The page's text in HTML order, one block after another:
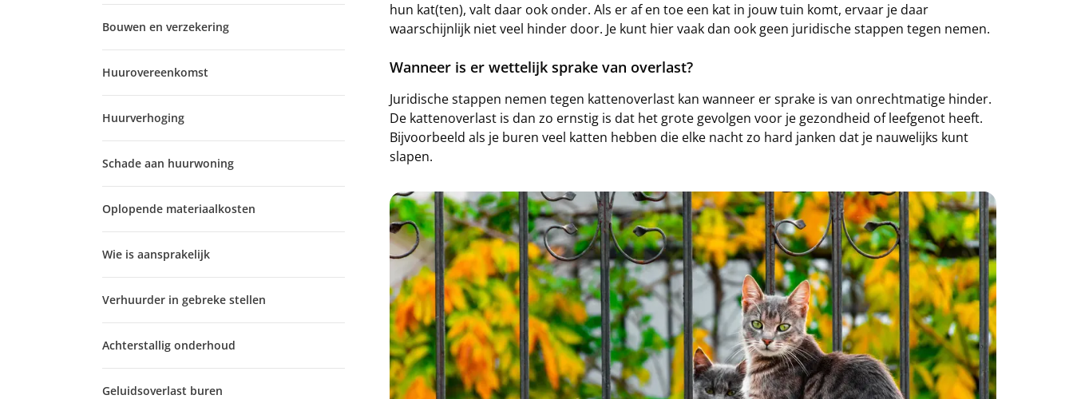
Bouwen en verzekering
Huurovereenkomst
Huurverhoging
Schade aan huurwoning
Oplopende materiaalkosten
Wie is aansprakelijk
Verhuurder in gebreke stellen
Achterstallig onderhoud
Geluidsoverlast buren
hun kat(ten), valt daar ook onder. Als er af en toe een kat in jouw tuin komt, ervaar je daar
waarschijnlijk niet veel hinder door. Je kunt hier vaak dan ook geen juridische stappen tegen nemen.
Wanneer is er wettelijk sprake van overlast?
Juridische stappen nemen tegen kattenoverlast kan wanneer er sprake is van onrechtmatige hinder.
De kattenoverlast is dan zo ernstig is dat het grote gevolgen voor je gezondheid of leefgenot heeft.
Bijvoorbeeld als je buren veel katten hebben die elke nacht zo hard janken dat je nauwelijks kunt
slapen.